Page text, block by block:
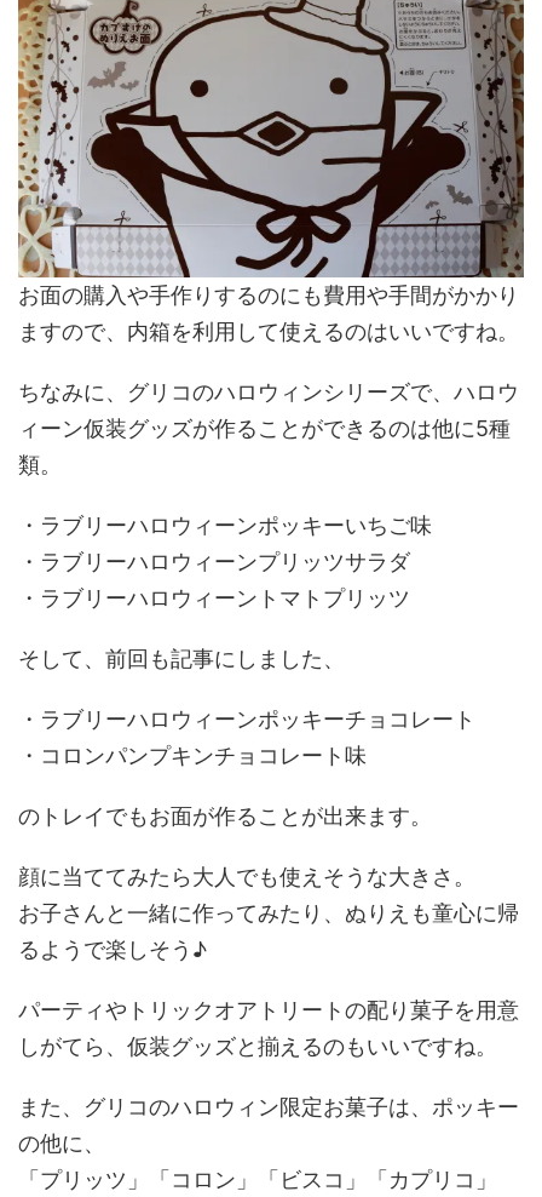
お面の購入や手作りするのにも費用や手間がかかり
ますので、内箱を利用して使えるのはいいですね。
ちなみに、グリコのハロウィンシリーズで、ハロウ
ィーン仮装グッズが作ることができるのは他に5種
類。
・ラブリーハロウィーンポッキーいちご味
・ラブリーハロウィーンプリッツサラダ
・ラブリーハロウィーントマトプリッツ
そして、前回も記事にしました、
・ラブリーハロウィーンポッキーチョコレート
・コロンパンプキンチョコレート味
のトレイでもお面が作ることが出来ます。
顔に当ててみたら大人でも使えそうな大きさ。
お子さんと一緒に作ってみたり、ぬりえも童心に帰
るようで楽しそう♪
パーティやトリックオアトリートの配り菓子を用意
しがてら、仮装グッズと揃えるのもいいですね。
また、グリコのハロウィン限定お菓子は、ポッキー
の他に、
「プリッツ」「コロン」「ビスコ」「カプリコ」